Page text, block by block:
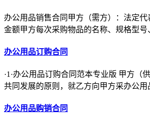
办公用品销售合同甲方（需方）：法定
金额甲方每次采购物品的名称、规格型
办公用品订购合同
·1·办公用品订购合同范本专业版 甲方
共同发展的原则，就乙方向甲方采办公
办公用品购销合同